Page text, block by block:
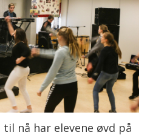
til nå har elevene øvd på